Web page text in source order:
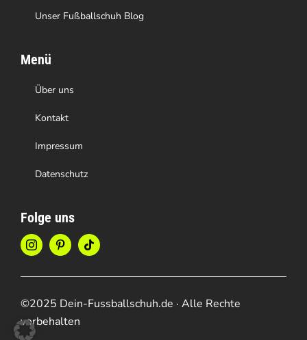
Unser Fußballschuh Blog
Menü
Über uns
Kontakt
Impressum
Datenschutz
Folge uns
©2025 Dein-Fussballschuh.de · Alle Rechte
vorbehalten